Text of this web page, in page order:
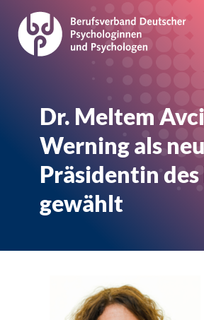
Dr. Meltem
Werning als
Präsidentin des
gewählt